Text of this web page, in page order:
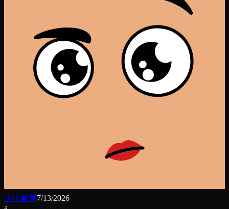
小小普罗7/13/2026